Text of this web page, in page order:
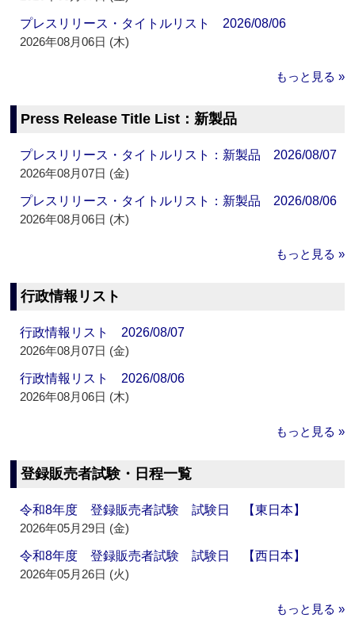
プレスリリース・タイトルリスト 2026/08/06
2026年08月06日 (木)
もっと見る »
Press Release Title List：新製品
プレスリリース・タイトルリスト：新製品 2026/08/07
2026年08月07日 (金)
プレスリリース・タイトルリスト：新製品 2026/08/06
2026年08月06日 (木)
もっと見る »
行政情報リスト
行政情報リスト 2026/08/07
2026年08月07日 (金)
行政情報リスト 2026/08/06
2026年08月06日 (木)
もっと見る »
登録販売者試験・日程一覧
令和8年度 登録販売者試験 試験日 【東日本】
2026年05月29日 (金)
令和8年度 登録販売者試験 試験日 【西日本】
2026年05月26日 (火)
もっと見る »